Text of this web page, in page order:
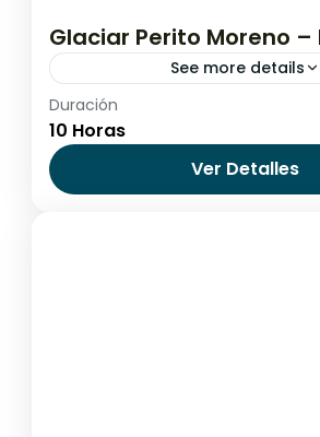
Glaciar Perito Moreno –
See more details
Argentina
Media
Duración
10 Horas
Ver Detalles